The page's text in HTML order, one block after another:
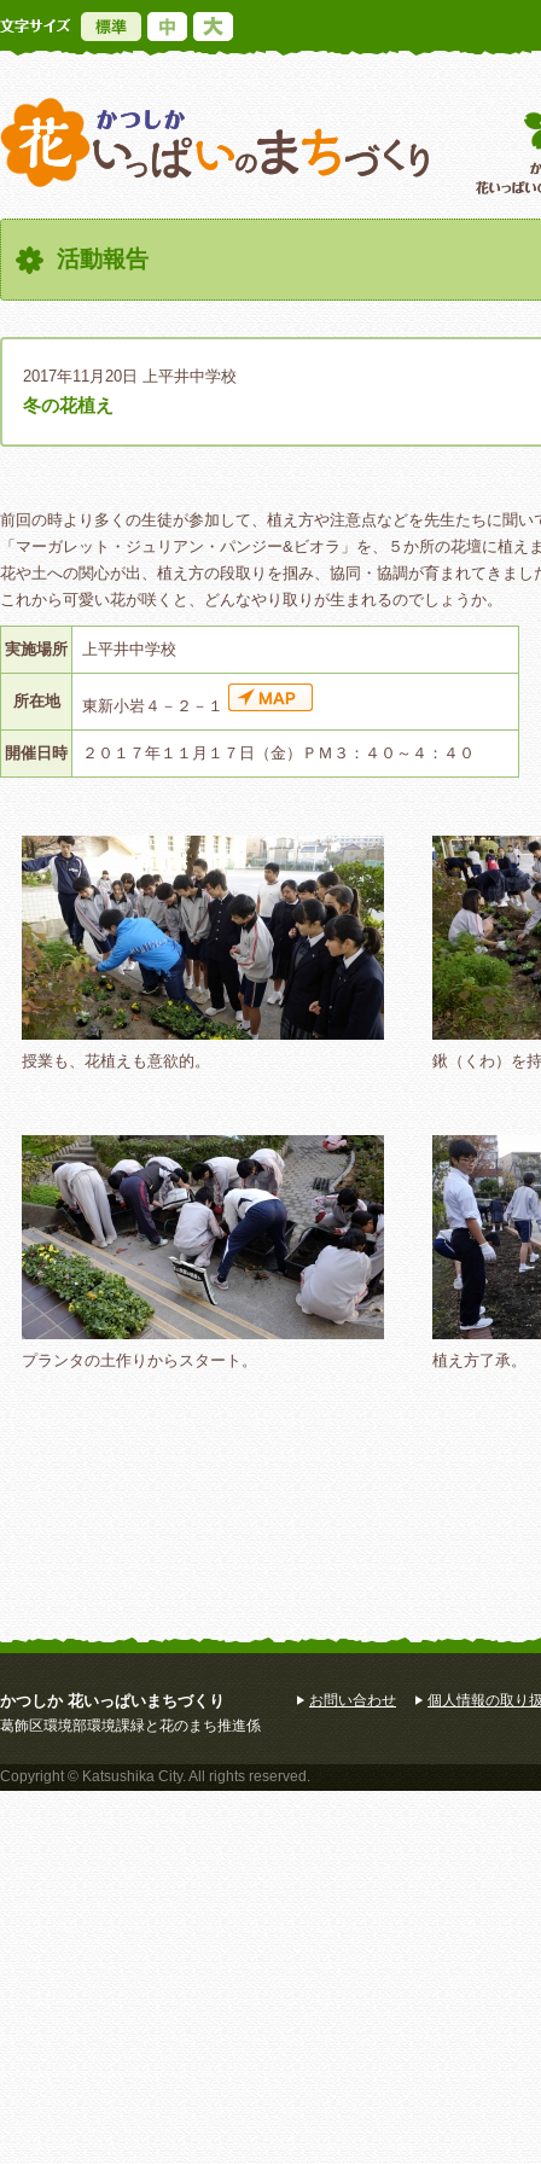
標準
かつしか花い
活動報告
2017年11月20日 上平井中学校
冬の花植え
前回の時より多くの生徒が参加して、植え方や注意点などを先生たちに聞い
「マーガレット・ジュリアン・パンジー&ビオラ」を、５か所の花壇に植え
花や土への関心が出、植え方の段取りを掴み、協同・協調が育まれてきまし
これから可愛い花が咲くと、どんなやり取りが生まれるのでしょうか。
実施場所 上平井中学校
所在地 東新小岩４－２－１
開催日時 ２０１７年１１月１７日（金）ＰＭ３：４０～４：４０
授業も、花植えも意欲的。 鍬（くわ）を
プランタの土作りからスタート。 植え方了承。
かつしか 花いっぱいまちづくり
葛飾区環境部環境課緑と花のまち推進係
お問い合わせ 個人情報の取り
Copyright © Katsushika City. All rights reserved.